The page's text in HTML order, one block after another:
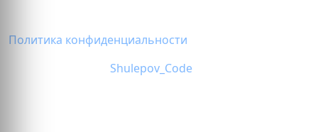
Политика конфиденциальности
Shulepov_Code